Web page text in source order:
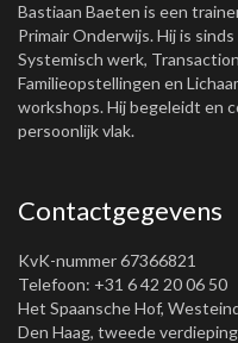
Bastiaan Baeten is een
Primair Onderwijs. Hij is
Systemisch werk,
Familieopstellingen en
workshops. Hij begeleidt en
persoonlijk vlak.
Contactgegevens
KvK-nummer 67366821
Telefoon: +31 6 42 20 06 50
Het Spaansche Hof,
Den Haag, tweede